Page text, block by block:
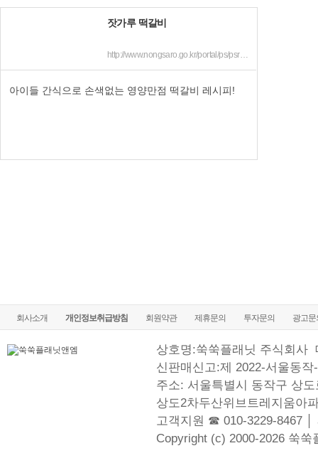
잣가루 떡갈비
http://www.nongsaro.go.kr/portal/ps/psr/psrb/monthNewFdDtl.ps?menuId=PS03924&cntntsNo=215556&code=251004&thisYear=2019&thisMonth=11
아이들 간식으로 손색없는 영양만점 떡갈비 레시피!
회사소개 개인정보취급방침 회원약관 제휴문의 투자문의 광고문
상호명:쑥쑥플래닛 주식회사
신판매신고:제 2022-서울동작
주소: 서울특별시 동작구 상
상도2차두산위브트레지움아
고객지원 ☎ 010-3229-8467 │
Copyright (c) 2000-2026 쑥